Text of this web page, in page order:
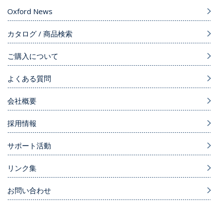
Oxford News
カタログ / 商品検索
ご購入について
よくある質問
会社概要
採用情報
サポート活動
リンク集
お問い合わせ